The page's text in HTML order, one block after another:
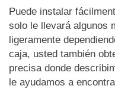
Puede instalar
solo le llevará algunos
ligeramente
caja, usted también
precisa donde
le ayudamos a